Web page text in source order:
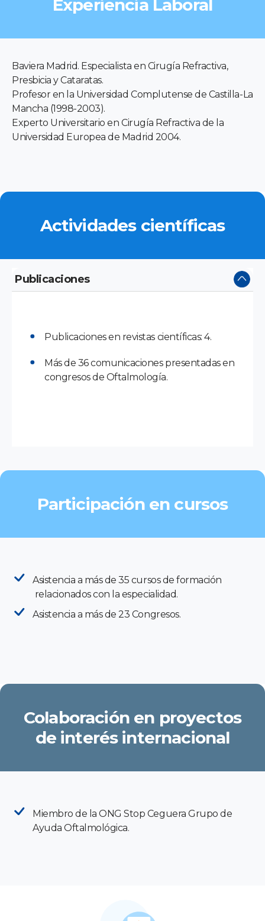
Experiencia Laboral
Baviera Madrid. Especialista en Cirugía Refractiva,
Presbicia y Cataratas.
Profesor en la Universidad Complutense de Castilla-La
Mancha (1998-2003).
Experto Universitario en Cirugía Refractiva de la
Universidad Europea de Madrid 2004.
Actividades científicas
Publicaciones
Publicaciones en revistas científicas: 4.
Más de 36 comunicaciones presentadas en
congresos de Oftalmología.
Participación en cursos
Asistencia a más de 35 cursos de formación
relacionados con la especialidad.
Asistencia a más de 23 Congresos.
Colaboración en proyectos
de interés internacional
Miembro de la ONG Stop Ceguera Grupo de
Ayuda Oftalmológica.